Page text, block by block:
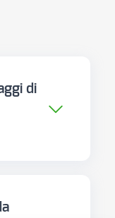
di
indicatori